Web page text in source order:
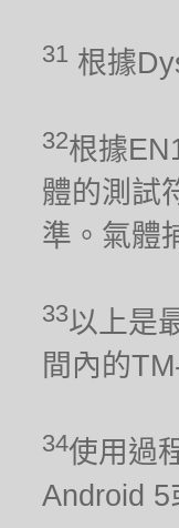
31 根據
32根據
體的測試
準。氣體
33以上是
間內的
34使用過
Android 5